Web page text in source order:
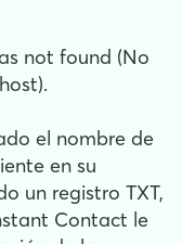
not found (No
el nombre de
en su
un registro TXT,
Contact le